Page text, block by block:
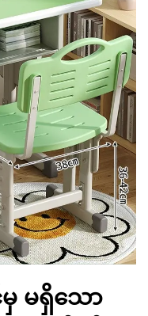
မရှိသော